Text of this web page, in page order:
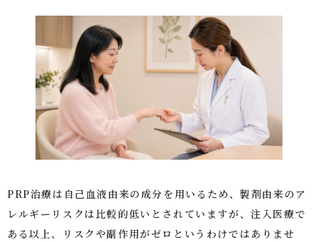
PRP治療は自己血液由来の成分を用いるため、製剤由来のア
レルギーリスクは比較的低いとされていますが、注入医療で
ある以上、リスクや副作用がゼロというわけではありませ